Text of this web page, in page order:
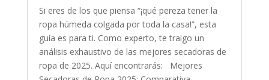
Si eres de los que piensa “¡qué pereza tener la
ropa húmeda colgada por toda la casa!”, esta
guía es para ti. Como experto, te traigo un
análisis exhaustivo de las mejores secadoras de
ropa de 2025. Aquí encontrarás: Mejores